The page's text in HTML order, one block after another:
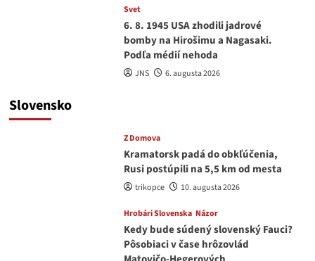
Svet
6. 8. 1945 USA zhodili jadrové
bomby na Hirošimu a Nagasaki.
Podľa médií nehoda
JNS 6. augusta 2026
Slovensko
Z Domova
Kramatorsk padá do obkľúčenia,
Rusi postúpili na 5,5 km od mesta
trikopce 10. augusta 2026
Hrobári Slovenska Názor
Kedy bude súdený slovenský Fauci?
Pôsobiaci v čase hrôzovlád